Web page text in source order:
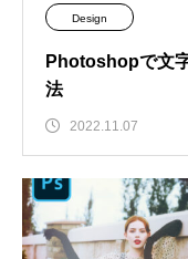
Design
Photoshopで文
法
2022.11.07